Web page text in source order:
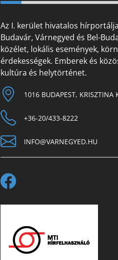
Az I. kerület hivatalos
Budavár, Várnegyed és Bel-
közélet, lokális események,
érdekességek. Emberek és
kultúra és helytörténet.
1016 BUDAPEST, KRISZTINA
+36-20/433-8222
INFO@VARNEGYED.HU